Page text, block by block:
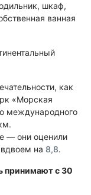
шкаф,
ванная
как
«Морская
международного
— они оценили
на 8,8.
принимают с 30